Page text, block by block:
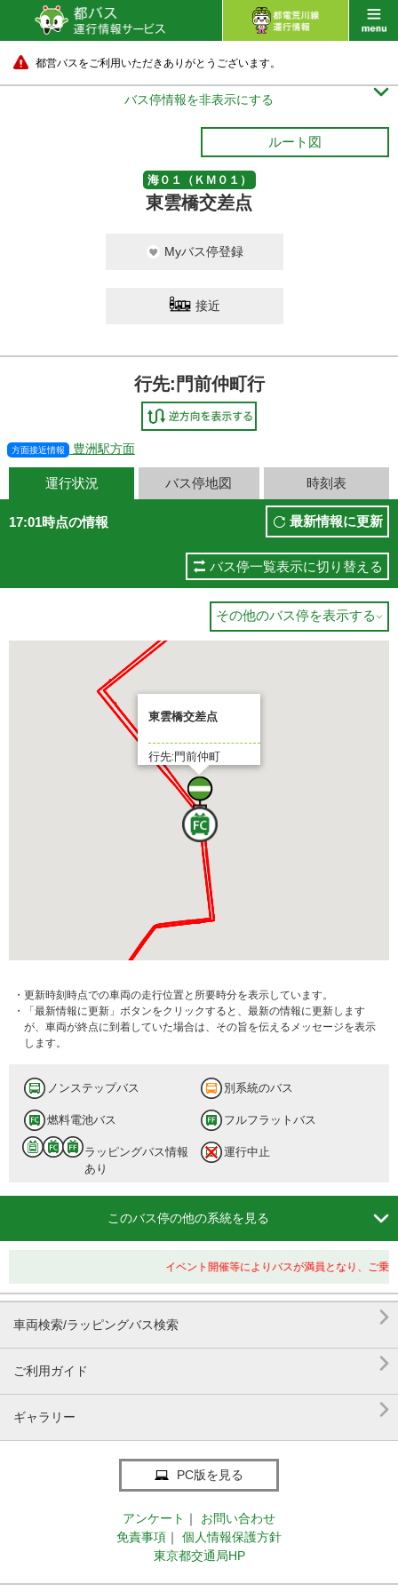
都営バスをご利用いただきありがとうございます。
バス停情報を非表示にする 
ルート図
海０１（ＫＭ０１）
東雲橋交差点
Myバス停登録
接近
行先:門前仲町行
方面接近情報 豊洲駅方面
運行状況 バス停地図 時刻表
17:01時点の情報 最新情報に更新
バス停一覧表示に切り替える
その他のバス停を表示する 
東雲橋交差点
行先:門前仲町
仲町
待ち
・更新時刻時点での車両の走行位置と所要時分を表示しています。
・「最新情報に更新」ボタンをクリックすると、最新の情報に更新します
が、車両が終点に到着していた場合は、その旨を伝えるメッセージを表示
します。
ノンステップバス 別系統のバス
燃料電池バス フルフラットバス
ラッピングバス情報
あり
運行中止
このバス停の他の系統を見る 
イベント開催等によりバスが満員となり、ご乗
車両検索/ラッピングバス検索 
ご利用ガイド 
ギャラリー 
PC版を見る
アンケート ｜
お問い合わせ
免責事項 ｜
個人情報保護方針
東京都交通局HP